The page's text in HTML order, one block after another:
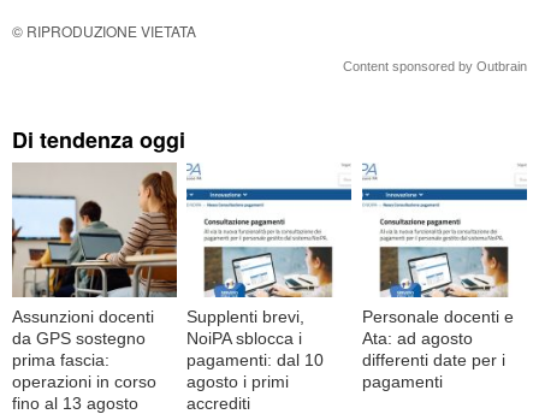
© RIPRODUZIONE VIETATA
Content sponsored by Outbrain
Di tendenza oggi
Assunzioni docenti
da GPS sostegno
prima fascia:
operazioni in corso
fino al 13 agosto
Supplenti brevi,
NoiPA sblocca i
pagamenti: dal 10
agosto i primi
accrediti
Personale docenti e
Ata: ad agosto
differenti date per i
pagamenti